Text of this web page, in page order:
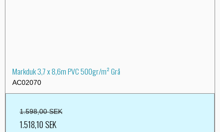
Markduk 3,7 x 8,6m PVC 500gr/m² Grå
AC02070
1.598,00 SEK
1.518,10 SEK